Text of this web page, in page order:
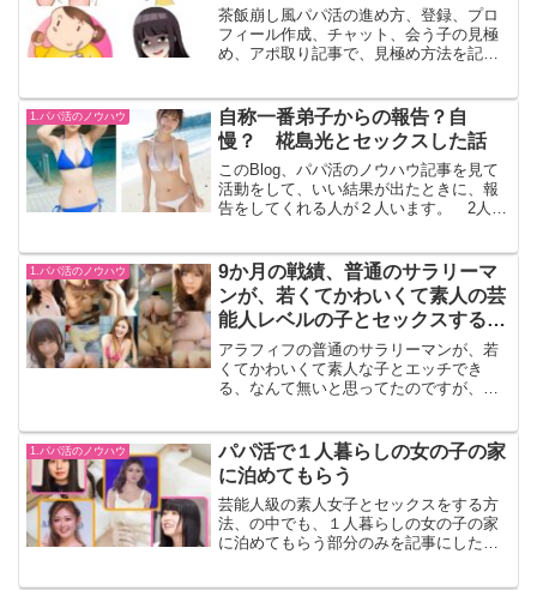
茶飯崩し風パパ活の進め方、登録、プロ
フィール作成、チャット、会う子の見極
め、アポ取り記事で、見極め方法を記載
みないとわからない事も多い。この記事
は、会ってみて、外れだっ...
1.パパ活のノウハウ
自称一番弟子からの報告？自
慢？ 椛島光とセックスした話
このBlog、パパ活のノウハウ記事を見て
活動をして、いい結果が出たときに、報
告をしてくれる人が２人います。 2人目
ん、「尊敬してます。自称一番弟子で
す」と言ってくれ...
1.パパ活のノウハウ
9か月の戦績、普通のサラリーマ
ンが、若くてかわいくて素人の芸
能人レベルの子とセックスする方
法はパパ活の茶飯崩しに限る
アラフィフの普通のサラリーマンが、若
くてかわいくて素人な子とエッチでき
る、なんて無いと思ってたのですが、工
始してから、paters → Lovean →
PJ → L...
1.パパ活のノウハウ
パパ活で１人暮らしの女の子の家
に泊めてもらう
芸能人級の素人女子とセックスをする方
法、の中でも、１人暮らしの女の子の家
に泊めてもらう部分のみを記事にしたも